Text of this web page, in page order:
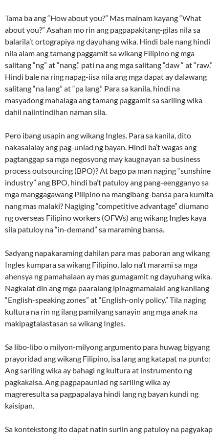
Tama ba ang “How about you?” Mas mainam kayang “What
about you?” Asahan mo rin ang pagpapakitang-gilas nila sa
balarila’t ortograpiya ng dayuhang wika. Hindi bale nang hindi
nila alam ang tamang paggamit sa wikang Filipino ng mga
salitang “ng” at “nang,” pati na ang mga salitang “daw “ at “raw.”
Hindi bale na ring napag-iisa nila ang mga dapat ay dalawang
salitang “na lang” at “pa lang.” Para sa kanila, hindi na
masyadong mahalaga ang tamang paggamit sa sariling wika
dahil naiintindihan naman sila.
Pero ibang usapin ang wikang Ingles. Para sa kanila, dito
nakasalalay ang pag-unlad ng bayan. Hindi ba’t wagas ang
pagtanggap sa mga negosyong may kaugnayan sa business
process outsourcing (BPO)? At bago pa man naging “sunshine
industry” ang BPO, hindi ba’t patuloy ang pang-eengganyo sa
mga manggagawang Pilipino na mangibang-bansa para kumita
nang mas malaki? Nagiging “competitive advantage” diumano
ng overseas Filipino workers (OFWs) ang wikang Ingles kaya
sila patuloy na “in-demand” sa maraming bansa.
Sadyang napakaraming dahilan para mas paboran ang wikang
Ingles kumpara sa wikang Filipino, lalo na’t marami sa mga
ahensya ng pamahalaan ay mas gumagamit ng dayuhang wika.
Nagkalat din ang mga paaralang ipinagmamalaki ang kanilang
“English-speaking zones” at “English-only policy.” Tila naging
kultura na rin ng ilang pamilyang sanayin ang mga anak na
makipagtalastasan sa wikang Ingles.
Sa libo-libo o milyon-milyong argumento para huwag bigyang
prayoridad ang wikang Filipino, isa lang ang katapat na punto:
Ang sariling wika ay bahagi ng kultura at instrumento ng
pagkakaisa. Ang pagpapaunlad ng sariling wika ay
magreresulta sa pagpapalaya hindi lang ng bayan kundi ng
kaisipan.
Sa kontekstong ito dapat natin suriin ang patuloy na pagyakap